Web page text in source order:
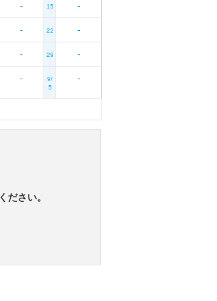
- 15 -
- 22 -
- 29 -
-
9/
5
-
ださい。